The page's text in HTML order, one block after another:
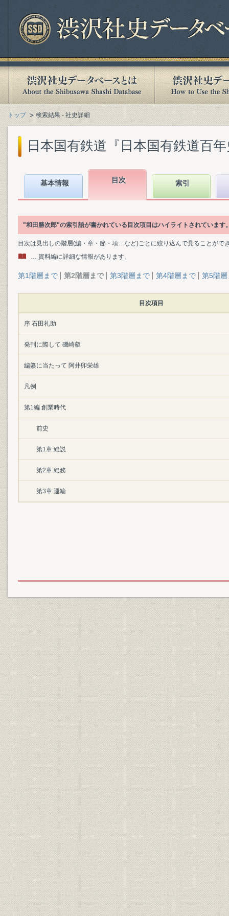
トップ 検索結果 - 社史詳細
日本国有鉄道『日本国有鉄道百
基本情報 目次 索引
"和田勝次郎"の索引語が書かれている目次項目はハイライトされています
目次は見出しの階層(編・章・節・項…など)ごとに絞り込んで見ることがで
… 資料編に詳細な情報があります。
第1階層まで 第2階層まで 第3階層まで 第4階層まで 第5階層
目次項目
序 石田礼助
発刊に際して 磯崎叡
編纂に当たって 阿井卯栄雄
凡例
第1編 創業時代
前史
第1章 総説
第2章 総務
第3章 運輸